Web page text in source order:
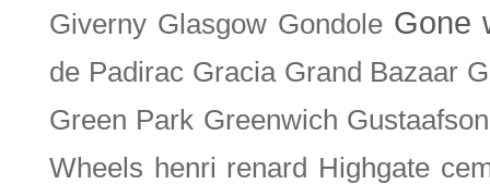
Giverny Glasgow Gondole Gone
de Padirac Gracia Grand Bazaar
Green Park Greenwich Gustaafson
Wheels henri renard Highgate